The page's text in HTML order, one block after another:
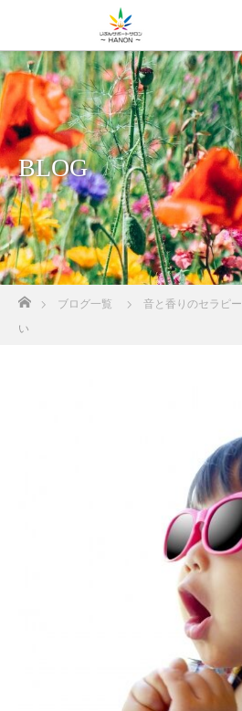
BLOG
ブログ一覧 音と香りのセラピー
い